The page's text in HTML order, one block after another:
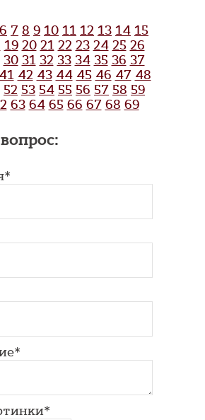
6 7 8 9 10 11 12 13 14 15
19 20 21 22 23 24 25 26
30 31 32 33 34 35 36 37
41 42 43 44 45 46 47 48
52 53 54 55 56 57 58 59
63 64 65 66 67 68 69